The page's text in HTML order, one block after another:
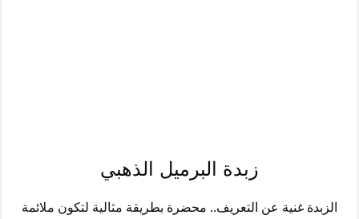
زبدة البرميل الذهبي
الزبدة غنية عن التعريف.. محضرة بطريقة مثالية لتكون ملائمة